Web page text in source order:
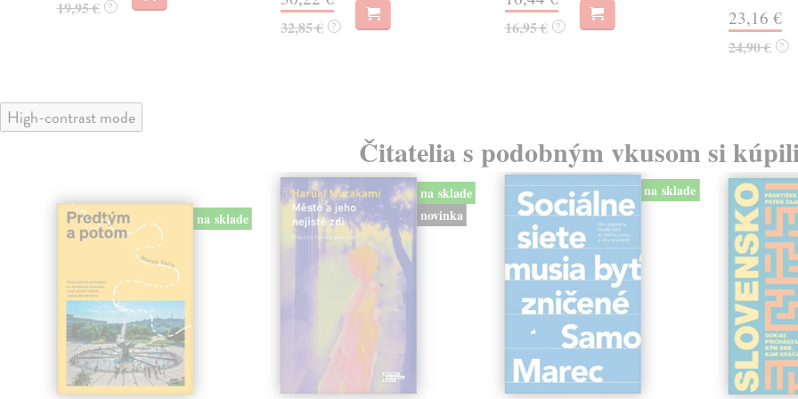
19,95 € ?
32,85 € ? 16,95 € ? 23,16 €
24,90 € ?
High-contrast mode
Čitatelia s podobným vkusom si
na sklade
na sklade
novinka
na sklade